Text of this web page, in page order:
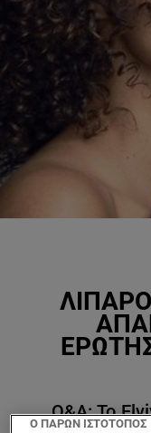
Q&A: Το
Ο ΠΑΡΩΝ ΙΣΤΟΤΟΠΟΣ